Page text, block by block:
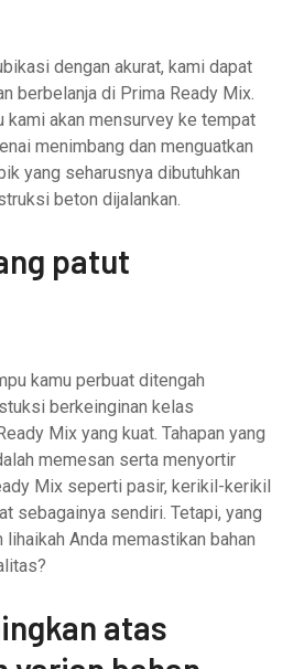
dengan akurat, kami dapat
berbelanja di Prima Ready Mix.
kami akan mensurvey ke tempat
menimbang dan menguatkan
yang seharusnya dibutuhkan
beton dijalankan.
patut
kamu perbuat ditengah
berkeinginan kelas
Mix yang kuat. Tahapan yang
memesan serta menyortir
Mix seperti pasir, kerikil-kerikil
sebagainya sendiri. Tetapi, yang
lihaikah Anda memastikan bahan
atas